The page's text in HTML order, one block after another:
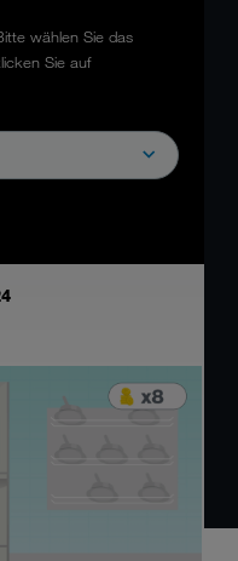
wählen Sie das
Sie auf
使用，哪种解决
？